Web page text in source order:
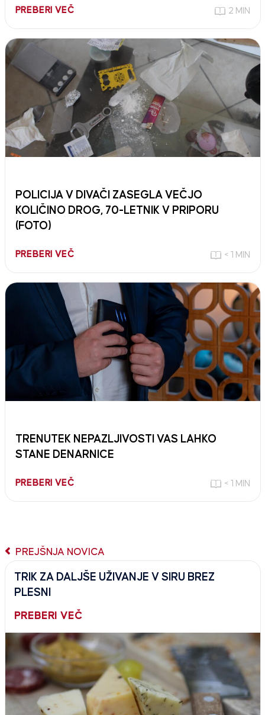
PREBERI VEČ 2 MIN
POLICIJA V DIVAČI ZASEGLA VEČJO
KOLIČINO DROG, 70-LETNIK V PRIPORU
(FOTO)
PREBERI VEČ < 1 MIN
TRENUTEK NEPAZLJIVOSTI VAS LAHKO
STANE DENARNICE
PREBERI VEČ < 1 MIN
PREJŠNJA NOVICA
TRIK ZA DALJŠE UŽIVANJE V SIRU BREZ
PLESNI
PREBERI VEČ